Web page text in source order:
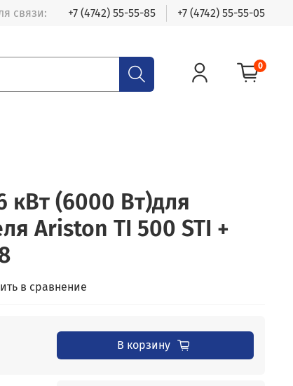
связи: +7 (4742) 55-55-85 +7 (4742) 55-55-05
0
кВт (6000 Вт)для
Ariston TI 500 STI +
в сравнение
В корзину